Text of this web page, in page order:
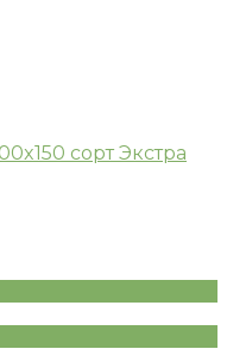
сорт Экстра